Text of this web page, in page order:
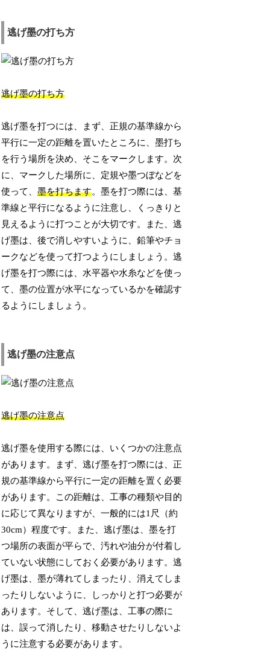
逃げ墨の打ち方
逃げ墨の打ち方
逃げ墨を打つには、まず、正規の基準線から
平行に一定の距離を置いたところに、墨打ち
を行う場所を決め、そこをマークします。次
に、マークした場所に、定規や墨つぼなどを
使って、墨を打ちます。墨を打つ際には、基
準線と平行になるように注意し、くっきりと
見えるように打つことが大切です。また、逃
げ墨は、後で消しやすいように、鉛筆やチョ
ークなどを使って打つようにしましょう。逃
げ墨を打つ際には、水平器や水糸などを使っ
て、墨の位置が水平になっているかを確認す
るようにしましょう。
逃げ墨の注意点
逃げ墨の注意点
逃げ墨を使用する際には、いくつかの注意点
があります。まず、逃げ墨を打つ際には、正
規の基準線から平行に一定の距離を置く必要
があります。この距離は、工事の種類や目的
に応じて異なりますが、一般的には1尺（約
30cm）程度です。また、逃げ墨は、墨を打
つ場所の表面が平らで、汚れや油分が付着し
ていない状態にしておく必要があります。逃
げ墨は、墨が薄れてしまったり、消えてしま
ったりしないように、しっかりと打つ必要が
あります。そして、逃げ墨は、工事の際に
は、誤って消したり、移動させたりしないよ
うに注意する必要があります。